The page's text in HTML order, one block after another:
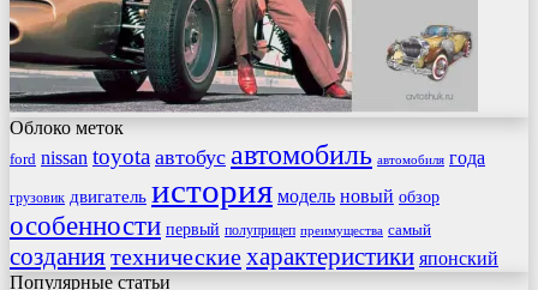
Облоко меток
ford nissan toyota автобус автомобиль автомобиля года
грузовик двигатель история модель новый обзор
особенности первый полуприцеп преимущества самый
созданиятехническиехарактеристики японский
Популярные статьи